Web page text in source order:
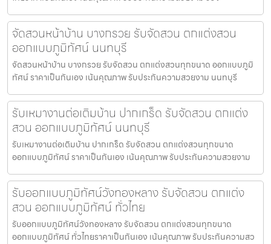
จัดสวนหน้าบ้าน บางกรวย รับจัดสวน ตกแต่งสวน
ออกแบบภูมิทัศน์ นนทบุรี
จัดสวนหน้าบ้าน บางกรวย รับจัดสวน ตกแต่งสวนทุกขนาด ออกแบบภูมิ
ทัศน์ ราคาเป็นกันเอง เน้นคุณภาพ รับประกันความสวยงาม นนทบุรี
รับเหมางานต่อเติมบ้าน ปากเกร็ด รับจัดสวน ตกแต่ง
สวน ออกแบบภูมิทัศน์ นนทบุรี
รับเหมางานต่อเติมบ้าน ปากเกร็ด รับจัดสวน ตกแต่งสวนทุกขนาด
ออกแบบภูมิทัศน์ ราคาเป็นกันเอง เน้นคุณภาพ รับประกันความสวยงาม
รับออกแบบภูมิทัศน์วังทองหลาง รับจัดสวน ตกแต่ง
สวน ออกแบบภูมิทัศน์ ทั่วไทย
รับออกแบบภูมิทัศน์วังทองหลาง รับจัดสวน ตกแต่งสวนทุกขนาด
ออกแบบภูมิทัศน์ ทั่วไทยราคาเป็นกันเอง เน้นคุณภาพ รับประกันความสว